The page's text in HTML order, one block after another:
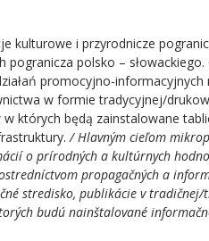
kulturowe i przyrodnicze
polsko –
promocyjno-
w formie tradycyjnej/
których będą zainstalowane
/ Hlavným cieľom
o prírodných a kultúrnych
propagačných a
stredisko, publikácie v
budú nainštalované